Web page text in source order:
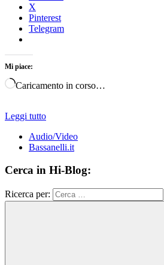
X
Pinterest
Telegram
Mi piace:
Caricamento in corso…
Leggi tutto
Audio/Video
Bassanelli.it
Cerca in Hi-Blog:
Ricerca per: